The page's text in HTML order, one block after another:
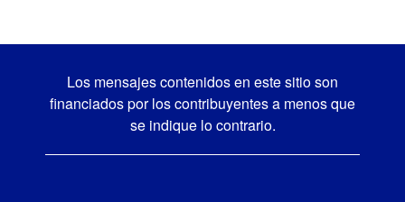
Los mensajes contenidos en este sitio son
financiados por los contribuyentes a menos que
se indique lo contrario.